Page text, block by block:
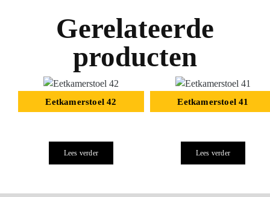
Gerelateerde
producten
Eetkamerstoel 42
Lees verder
Eetkamerstoel 41
Lees verder